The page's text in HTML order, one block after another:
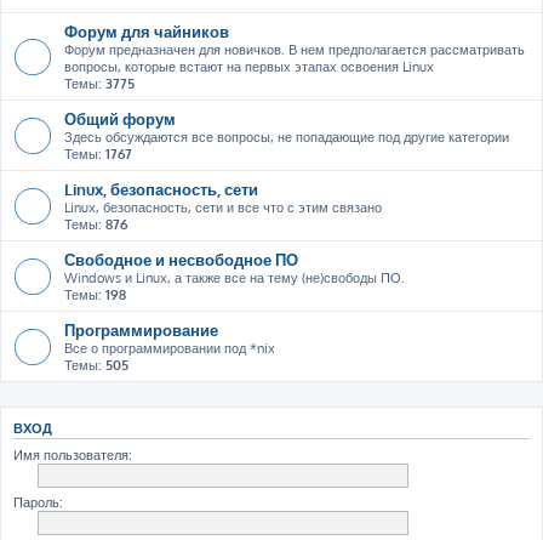
Форум для чайников
Форум предназначен для новичков. В нем предполагается рассматривать
вопросы, которые встают на первых этапах освоения Linux
Темы: 3775
Общий форум
Здесь обсуждаются все вопросы, не попадающие под другие категории
Темы: 1767
Linux, безопасность, сети
Linux, безопасность, сети и все что с этим связано
Темы: 876
Свободное и несвободное ПО
Windows и Linux, а также все на тему (не)свободы ПО.
Темы: 198
Программирование
Все о программировании под *nix
Темы: 505
ВХОД
Имя пользователя:
Пароль: